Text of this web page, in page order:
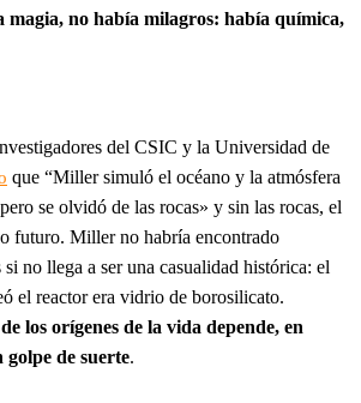
magia, no había milagros: había química,
del CSIC y la Universidad de
que “Miller simuló el océano y la atmósfera
se olvidó de las rocas» y sin las rocas, el
futuro. Miller no habría encontrado
si no llega a ser una casualidad histórica: el
el reactor era vidrio de borosilicato.
los orígenes de la vida depende, en
golpe de suerte.